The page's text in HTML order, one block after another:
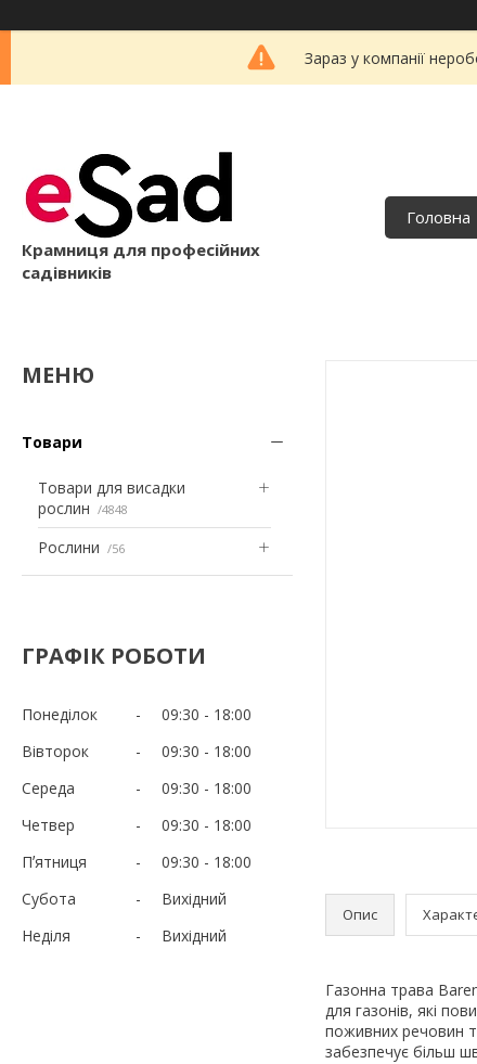
Зараз у компанії
Крамниця для професійних
садівників
Головна
Товари
Товари для висадки
рослин
4848
Рослини 56
ГРАФІК РОБОТИ
Понеділок 09:30
18:00
Вівторок
09:30
18:00
Середа
09:30
18:00
Четвер
09:30
18:00
Пʼятниця
09:30
18:00
Субота
Вихідний
Неділя
Вихідний
Опис
Газонна трава
для газонів, які
поживних речовин
забезпечує більш